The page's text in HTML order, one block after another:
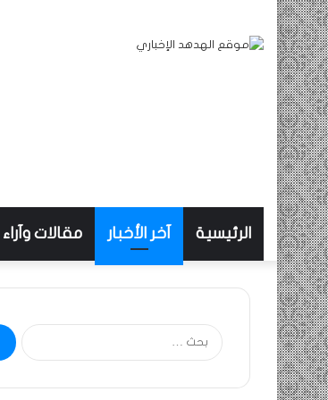
الرئيسية آخر الأخبار مقالات وآراء
البحث
عن: